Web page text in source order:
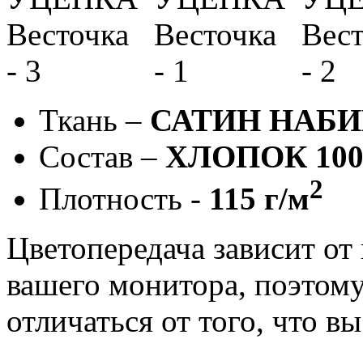
Ткань – САТИН
Состав – ХЛОПОК
Плотность - 115 г/м2
Цветопередача зависит
вашего монитора,
отличаться от того, что